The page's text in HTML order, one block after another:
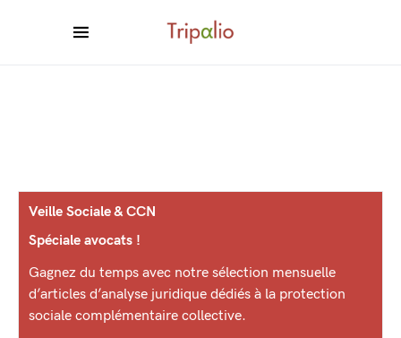
Veille Sociale & CCN
Spéciale avocats !
Gagnez du temps avec notre sélection mensuelle
d’articles d’analyse juridique dédiés à la protection
sociale complémentaire collective.